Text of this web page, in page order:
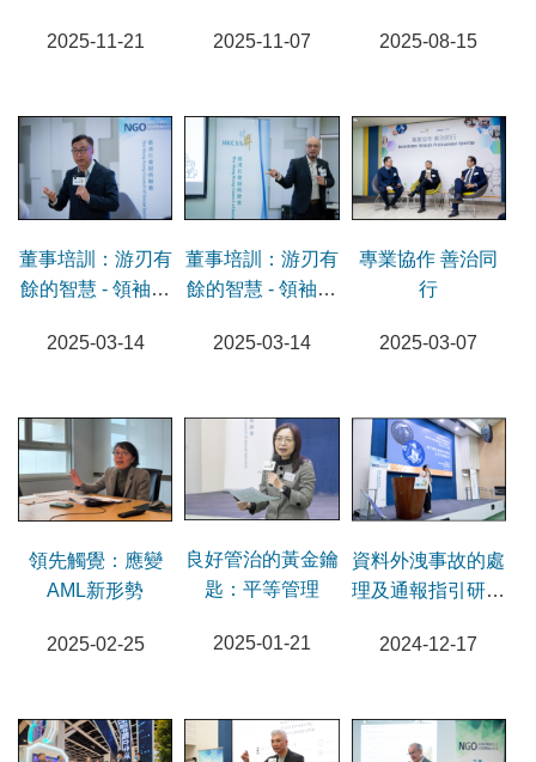
2025-11-21
2025-11-07
2025-08-15
董事培訓：游刃有
餘的智慧 - 領袖軟
2025-03-14
董事培訓：游刃有
餘的智慧 - 領袖硬
2025-03-14
專業協作 善治同
行
2025-03-07
領先觸覺：應變
AML新形勢
2025-02-25
良好管治的黃金鑰
匙：平等管理
2025-01-21
資料外洩事故的處
理及通報指引研討
2024-12-17